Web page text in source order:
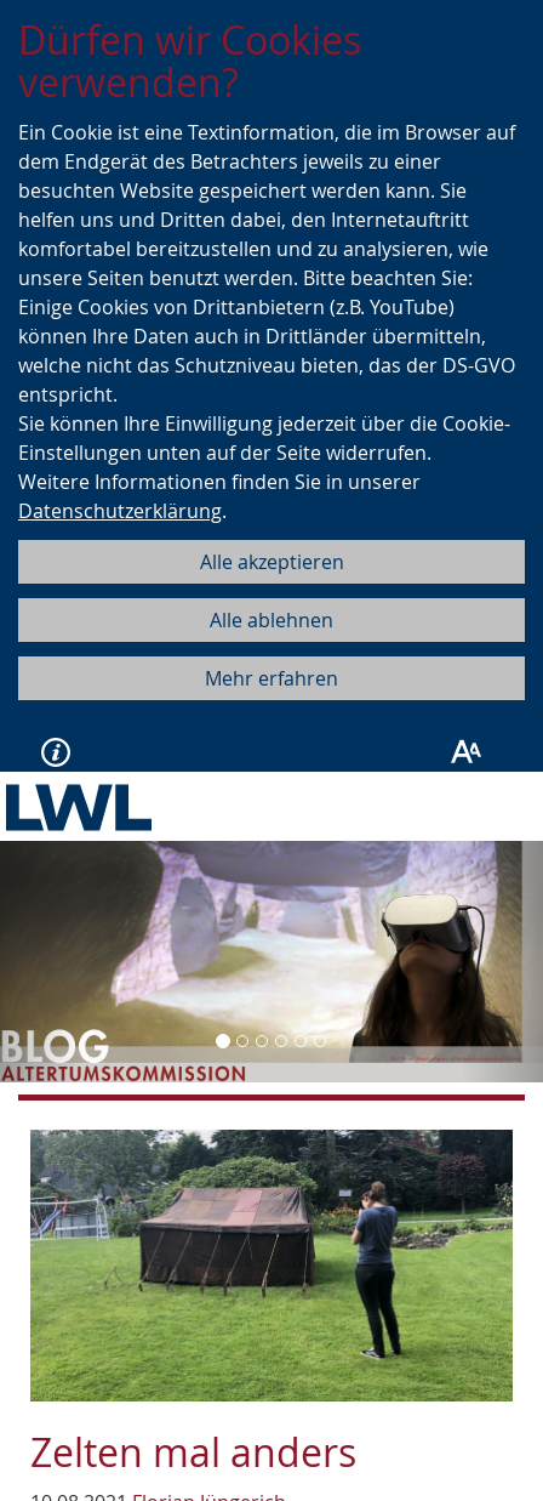
Zur
Hauptnavigation
Zur
Seitennavigation
Zum
Inhalt
Dürfen wir Cookies
verwenden?
Ein Cookie ist eine Textinformation, die im Browser auf
dem Endgerät des Betrachters jeweils zu einer
besuchten Website gespeichert werden kann. Sie
helfen uns und Dritten dabei, den Internetauftritt
komfortabel bereitzustellen und zu analysieren, wie
unsere Seiten benutzt werden. Bitte beachten Sie:
Einige Cookies von Drittanbietern (z.B. YouTube)
können Ihre Daten auch in Drittländer übermitteln,
welche nicht das Schutzniveau bieten, das der DS-GVO
entspricht.
Sie können Ihre Einwilligung jederzeit über die Cookie-
Einstellungen unten auf der Seite widerrufen.
Weitere Informationen finden Sie in unserer
Datenschutzerklärung.
Alle akzeptieren
Alle ablehnen
Mehr erfahren
Vorherige
Zelten mal anders